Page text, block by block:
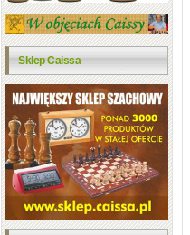
Sklep Caissa